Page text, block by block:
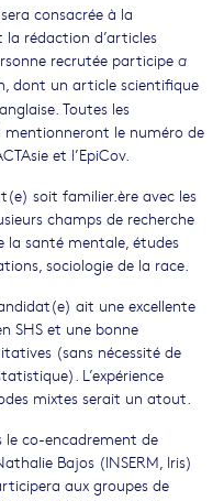
consacrée à la
rédaction d’articles
recrutée participe a
dont un article scientifique
Toutes les
le numéro de
et l’EpiCov.
soit familier.ère avec les
champs de recherche
la santé mentale, études
sociologie de la race.
ait une excellente
SHS et une bonne
(sans nécessité de
L’expérience
mixtes serait un atout.
le co-encadrement de
Bajos (INSERM, Iris)
aux groupes de